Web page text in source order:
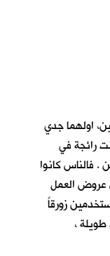
اولهما جدي
رائجة في
فالناس كانوا
عروض العمل
زورقاً
،